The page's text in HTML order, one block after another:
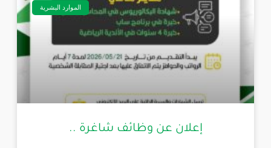
الموارد البشرية
إعلان عن وظائف شاغرة ..